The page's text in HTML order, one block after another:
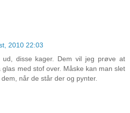
2010 22:03
disse kager. Dem vil jeg prøve at
glas med stof over. Måske kan man slet
når de står der og pynter.